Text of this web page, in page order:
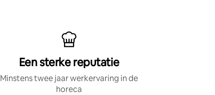
Een sterke reputatie
Minstens twee jaar werkervaring in de
horeca